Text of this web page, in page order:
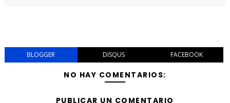
BLOGGER DISQUS FACEBOOK
NO HAY COMENTARIOS:
PUBLICAR UN COMENTARIO